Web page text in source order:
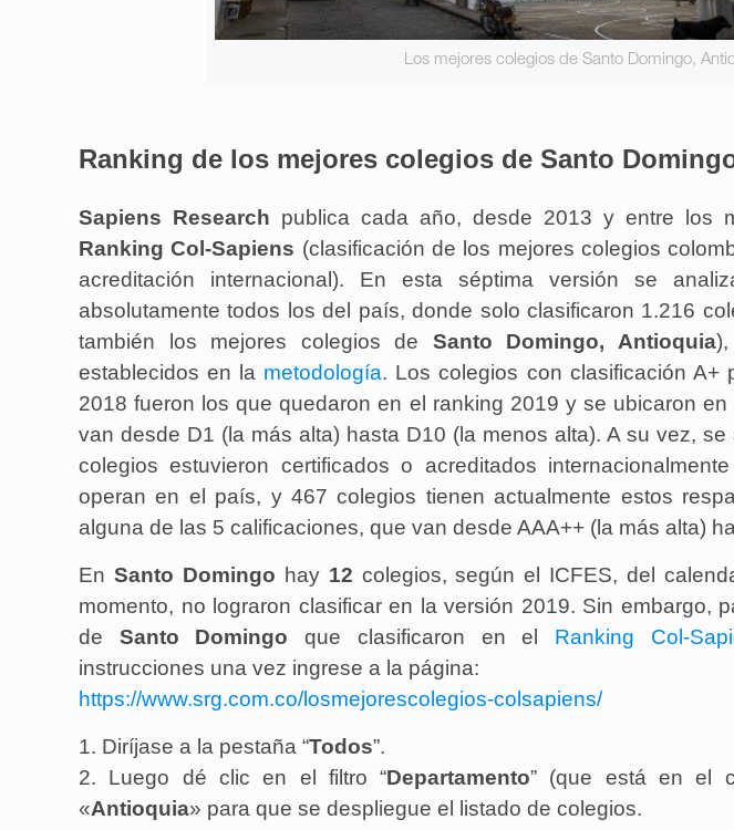
Los mejores colegios de Santo Domingo,
Ranking de los mejores colegios de Santo
Sapiens Research publica cada año, desde 2013 y entre los
Ranking Col-Sapiens (clasificación de los mejores colegios
acreditación internacional). En esta séptima versión se
absolutamente todos los del país, donde solo clasificaron 1.216
también los mejores colegios de Santo Domingo, Antioquia
establecidos en la metodología. Los colegios con clasificación A+
2018 fueron los que quedaron en el ranking 2019 y se ubicaron
van desde D1 (la más alta) hasta D10 (la menos alta). A su vez,
colegios estuvieron certificados o acreditados
operan en el país, y 467 colegios tienen actualmente estos
alguna de las 5 calificaciones, que van desde AAA++ (la más alta)
En Santo Domingo hay 12 colegios, según el ICFES, del
momento, no lograron clasificar en la versión 2019. Sin embargo,
de Santo Domingoque clasificaron en el Ranking Col-
instrucciones una vez ingrese a la página:
https://www.srg.com.co/losmejorescolegios-colsapiens/
1. Diríjase a la pestaña “Todos”.
2. Luego dé clic en el filtro “Departamento” (que está en el
«Antioquia» para que se despliegue el listado de colegios.